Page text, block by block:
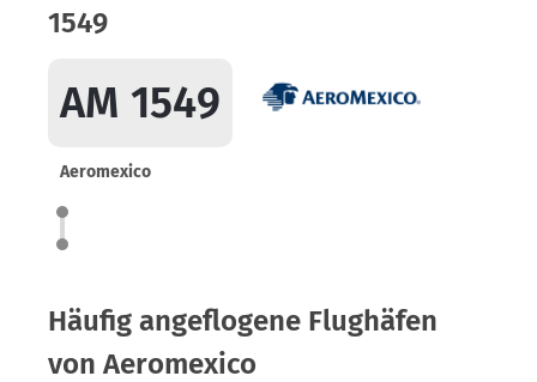
1549
AM 1549
Aeromexico
Häufig angeflogene Flughäfen
von Aeromexico